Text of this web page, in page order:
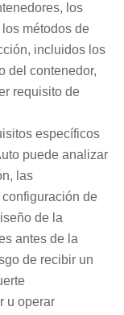
los
métodos de
incluidos los
del contenedor,
requisito de
específicos
puede analizar
las
de
de la
antes de la
de recibir un
u operar